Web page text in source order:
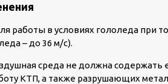
работы в условиях гололеда при
– до 36 м/с).
среда не должна содержать
КТП, а также разрушающих